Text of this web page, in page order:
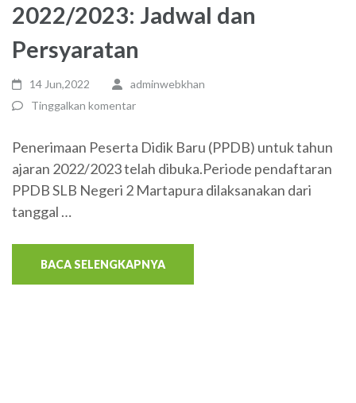
2022/2023: Jadwal dan
Persyaratan
14 Jun,2022
adminwebkhan
Tinggalkan komentar
Penerimaan Peserta Didik Baru (PPDB) untuk tahun
ajaran 2022/2023 telah dibuka.Periode pendaftaran
PPDB SLB Negeri 2 Martapura dilaksanakan dari
tanggal …
BACA SELENGKAPNYA